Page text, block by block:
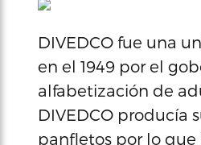
DIVEDCO fue una
en el 1949 por el
alfabetización de
DIVEDCO producía
panfletos por lo